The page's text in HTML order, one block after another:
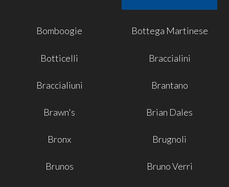
Bomboogie Bottega Martinese
Botticelli Braccialini
Braccialiuni Brantano
Brawn's Brian Dales
Bronx Brugnoli
Brunos Bruno Verri